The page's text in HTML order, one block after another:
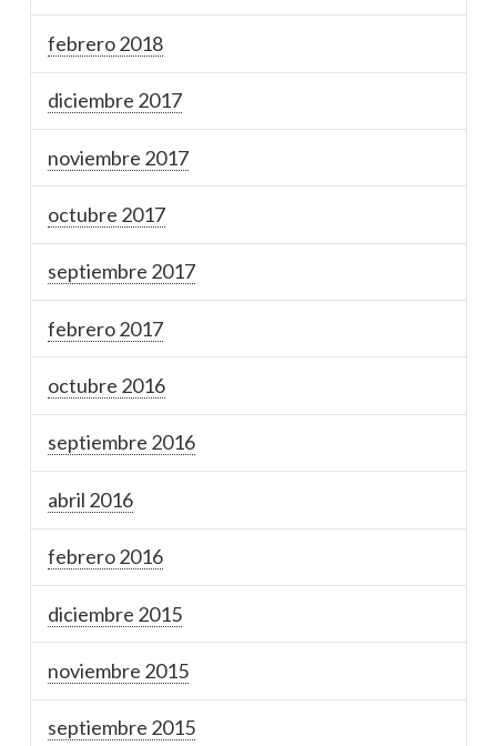
febrero 2018
diciembre 2017
noviembre 2017
octubre 2017
septiembre 2017
febrero 2017
octubre 2016
septiembre 2016
abril 2016
febrero 2016
diciembre 2015
noviembre 2015
septiembre 2015